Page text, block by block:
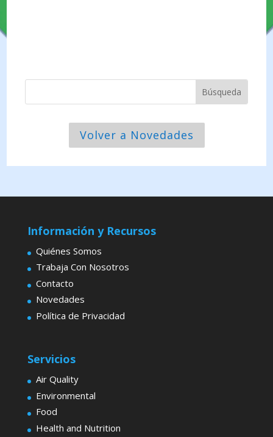
Volver a Novedades
Información y Recursos
Quiénes Somos
Trabaja Con Nosotros
Contacto
Novedades
Política de Privacidad
Servicios
Air Quality
Environmental
Food
Health and Nutrition